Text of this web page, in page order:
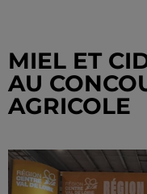
MIEL ET
AU
AGRICOLE